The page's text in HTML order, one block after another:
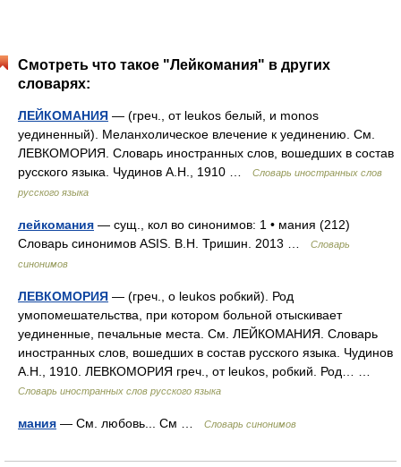
Смотреть что такое "Лейкомания" в других
словарях:
ЛЕЙКОМАНИЯ — (греч., от leukos белый, и monos
уединенный). Меланхолическое влечение к уединению. См.
ЛЕВКОМОРИЯ. Словарь иностранных слов, вошедших в состав
русского языка. Чудинов А.Н., 1910 …
Словарь иностранных слов
русского языка
лейкомания — сущ., кол во синонимов: 1 • мания (212)
Словарь синонимов ASIS. В.Н. Тришин. 2013 …
Словарь
синонимов
ЛЕВКОМОРИЯ — (греч., о leukos робкий). Род
умопомешательства, при котором больной отыскивает
уединенные, печальные места. См. ЛЕЙКОМАНИЯ. Словарь
иностранных слов, вошедших в состав русского языка. Чудинов
А.Н., 1910. ЛЕВКОМОРИЯ греч., от leukos, робкий. Род… …
Словарь иностранных слов русского языка
мания — См. любовь... См … Словарь синонимов